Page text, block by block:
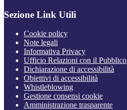
Sezione Link Utili
Cookie policy
Note legali
Informativa Privacy
Ufficio Relazioni con il Pubblico
Dichiarazione di accessibilità
Obiettivi di accessibilità
Whistleblowing
Gestione consensi cookie
Amministrazione trasparente